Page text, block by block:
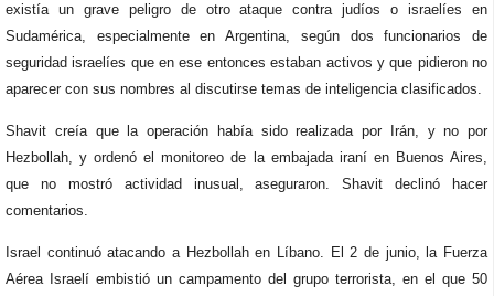
existía un grave peligro de otro ataque contra judíos o israelíes en
Sudamérica, especialmente en Argentina, según dos funcionarios de
seguridad israelíes que en ese entonces estaban activos y que pidieron no
aparecer con sus nombres al discutirse temas de inteligencia clasificados.
Shavit creía que la operación había sido realizada por Irán, y no por
Hezbollah, y ordenó el monitoreo de la embajada iraní en Buenos Aires,
que no mostró actividad inusual, aseguraron. Shavit declinó hacer
comentarios.
Israel continuó atacando a Hezbollah en Líbano. El 2 de junio, la Fuerza
Aérea Israelí embistió un campamento del grupo terrorista, en el que 50